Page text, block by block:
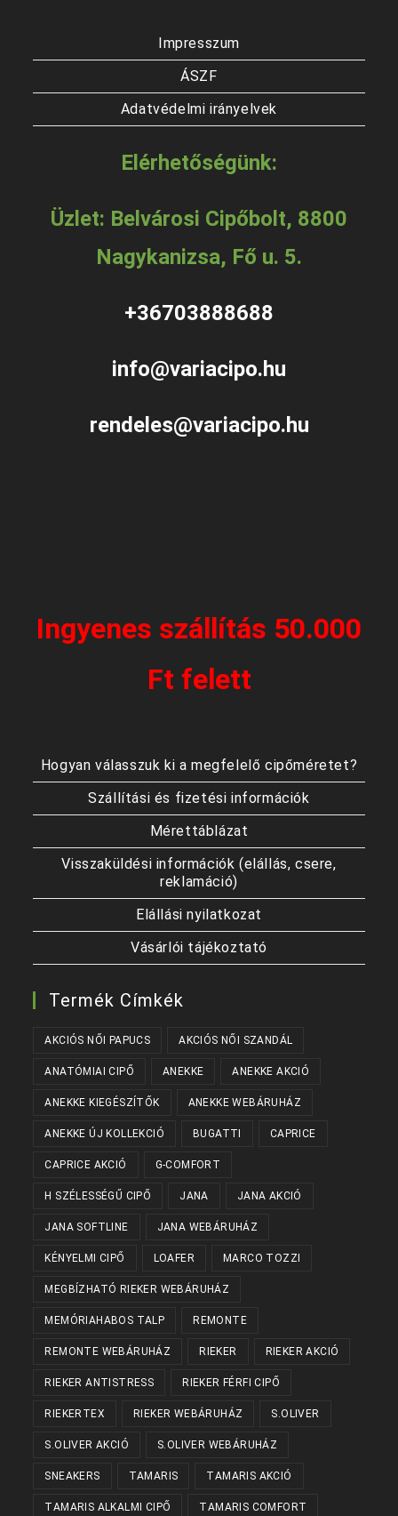
Impresszum
ÁSZF
Adatvédelmi irányelvek
Elérhetőségünk:
Üzlet: Belvárosi Cipőbolt, 8800
Nagykanizsa, Fő u. 5.
+36703888688
info@variacipo.hu
rendeles@variacipo.hu
Ingyenes szállítás 50.000
Ft felett
Hogyan válasszuk ki a megfelelő cipőméretet?
Szállítási és fizetési információk
Mérettáblázat
Visszaküldési információk (elállás, csere,
reklamáció)
Elállási nyilatkozat
Vásárlói tájékoztató
Termék Címkék
AKCIÓS NŐI PAPUCS AKCIÓS NŐI SZANDÁL
ANATÓMIAI CIPŐ ANEKKE ANEKKE AKCIÓ
ANEKKE KIEGÉSZÍTŐK ANEKKE WEBÁRUHÁZ
ANEKKE ÚJ KOLLEKCIÓ BUGATTI CAPRICE
CAPRICE AKCIÓ G-COMFORT
H SZÉLESSÉGŰ CIPŐ JANA JANA AKCIÓ
JANA SOFTLINE JANA WEBÁRUHÁZ
KÉNYELMI CIPŐ LOAFER MARCO TOZZI
MEGBÍZHATÓ RIEKER WEBÁRUHÁZ
MEMÓRIAHABOS TALP REMONTE
REMONTE WEBÁRUHÁZ RIEKER RIEKER AKCIÓ
RIEKER ANTISTRESS RIEKER FÉRFI CIPŐ
RIEKERTEX RIEKER WEBÁRUHÁZ S.OLIVER
S.OLIVER AKCIÓ S.OLIVER WEBÁRUHÁZ
SNEAKERS TAMARIS TAMARIS AKCIÓ
TAMARIS ALKALMI CIPŐ TAMARIS COMFORT